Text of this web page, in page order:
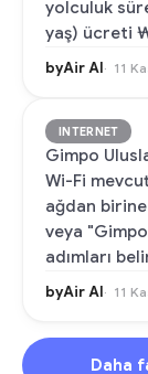
yolculuk
yaş) ücreti
byAir AI 11
INTERNET
Gimpo
Wi-Fi
ağdan
veya
adımları
byAir AI 11
Daha